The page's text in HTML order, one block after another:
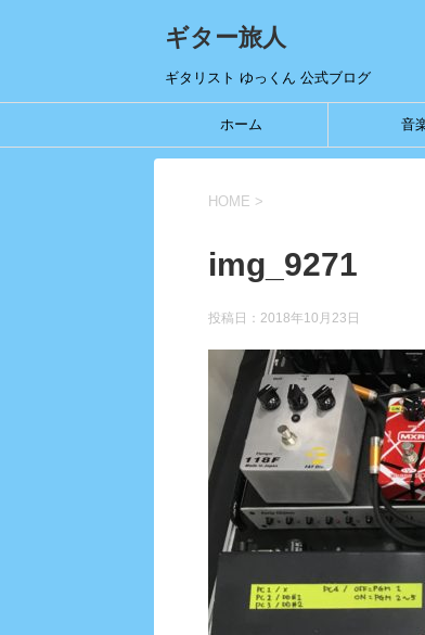
ギター旅人
ギタリスト ゆっくん 公式ブログ
ホーム 音
HOME >
img_9271
投稿日： 2018年10月23日